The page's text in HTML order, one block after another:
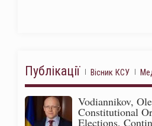
Публікації Вісник КСУ
Vodiannikov,
Constitutional
Elections,